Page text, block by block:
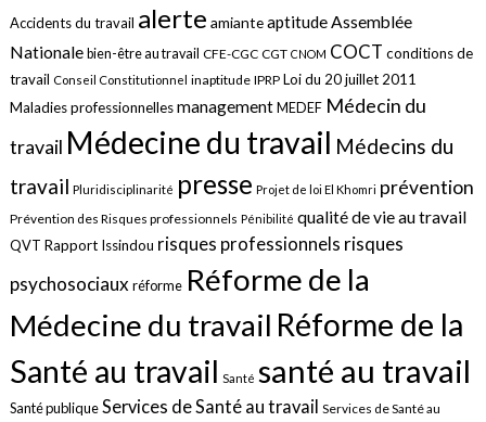
Accidents du travail alerte amianteaptitudeAssemblée
Nationale bien-être au travail CFE-CGC CGT CNOM COCT conditions de
travail Conseil Constitutionnel inaptitude IPRP Loi du 20 juillet 2011
Maladies professionnellesmanagement MEDEF Médecin du
travail Médecine du travail Médecins du
travail Pluridisciplinarité presse Projet de loi El Khomri prévention
Prévention des Risques professionnels Pénibilité qualité de vie au travail
QVT Rapport Issindou risques professionnels risques
psychosociauxréforme Réforme de la
Médecine du travail Réforme de la
Santé au travail Santé santé au travail
Santé publiqueServices de Santé au travail Services de Santé au